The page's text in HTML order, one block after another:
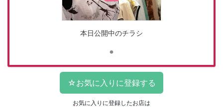
本日公開中のチラシ
お気に入りに登録したお店は